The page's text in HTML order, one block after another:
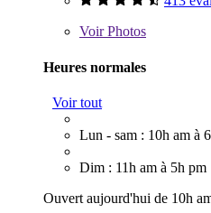
VoirPhotos
Heures normales
Voir tout
Lun - sam : 10h am à
Dim : 11h am à 5h pm
Ouvert aujourd'hui de 10h